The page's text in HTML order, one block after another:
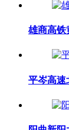
雄商高铁
平岑高速